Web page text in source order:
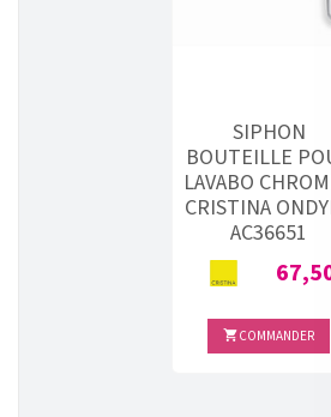
SIPHON
BOUTEILLE
LAVABO
CRISTINA
AC36651
Prix
COMMANDER